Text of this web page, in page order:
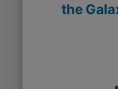
the